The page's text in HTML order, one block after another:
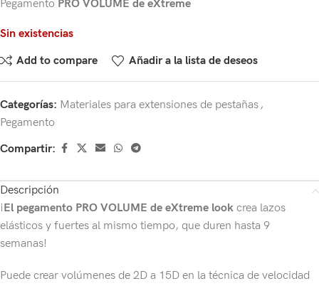
Pegamento PRO VOLUME de eXtreme
Sin existencias
Add to compare
Añadir a la lista de deseos
Categorías: Materiales para extensiones de pestañas,
Pegamento
Compartir:
Descripción
¡El pegamento PRO VOLUME de eXtreme look crea lazos
elásticos y fuertes al mismo tiempo, que duren hasta 9
semanas!
Puede crear volúmenes de 2D a 15D en la técnica de velocidad